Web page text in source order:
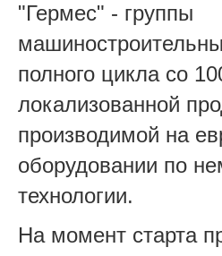
"Гермес" - группы
полного цикла со
локализованной
производимой на
оборудовании по
технологии.
На момент старта